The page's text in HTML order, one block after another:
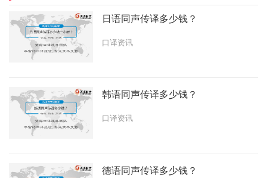
日语同声传译多少钱？
口译资讯
韩语同声传译多少钱？
口译资讯
德语同声传译多少钱？